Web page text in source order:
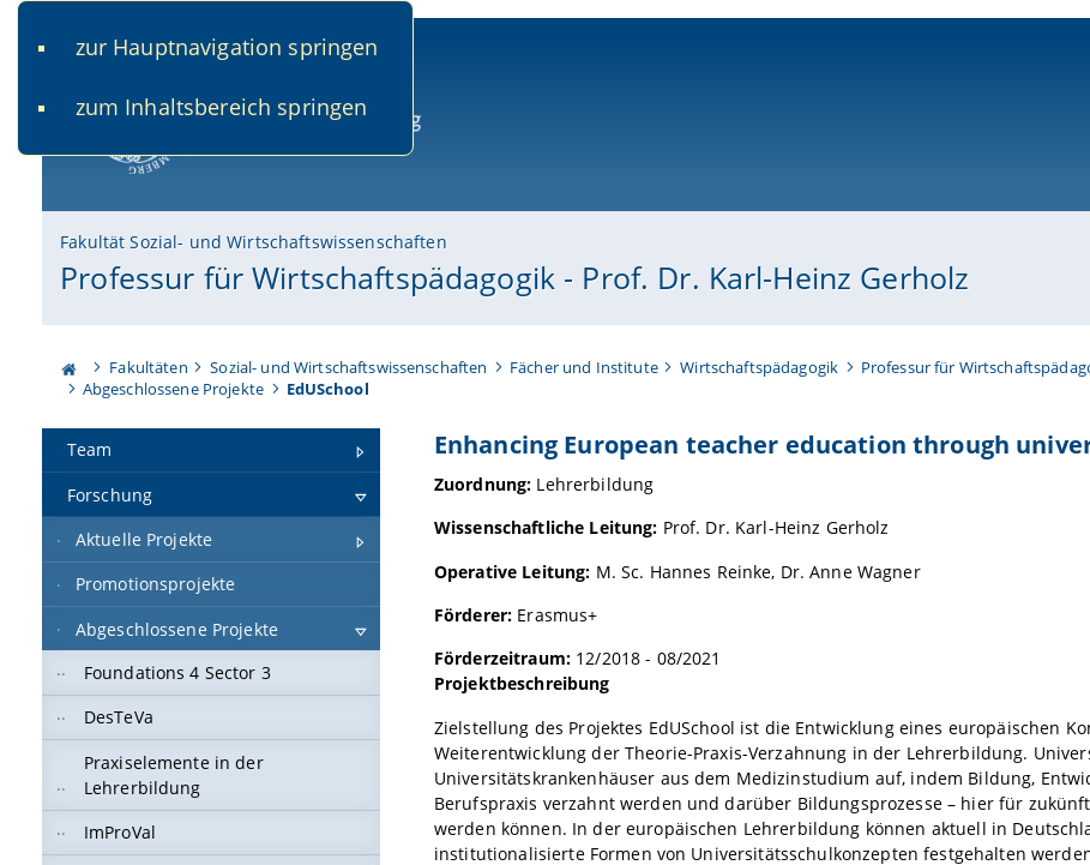
zur Hauptnavigation springen
zum Inhaltsbereich springen
Fakultät Sozial- und Wirtschaftswissenschaften
Professur für Wirtschaftspädagogik - Prof. Dr. Karl-Heinz Gerholz
Fakultäten Sozial- und Wirtschaftswissenschaften Fächer und Institute Wirtschaftspädagogik Professur für
Abgeschlossene Projekte
EdUSchool
Team
Forschung
Aktuelle Projekte
Promotionsprojekte
Abgeschlossene Projekte
Foundations 4 Sector 3
DesTeVa
Praxiselemente in der
Lehrerbildung
ImProVal
Enhancing European teacher education through
Zuordnung: Lehrerbildung
Wissenschaftliche Leitung: Prof. Dr. Karl-Heinz Gerholz
Operative Leitung: M. Sc. Hannes Reinke, Dr. Anne Wagner
Förderer: Erasmus+
Förderzeitraum:12/2018 - 08/2021
Projektbeschreibung
Zielstellung des Projektes EdUSchool ist die Entwicklung eines europäischen
Weiterentwicklung der Theorie-Praxis-Verzahnung in der Lehrerbildung.
Universitätskrankenhäuser aus dem Medizinstudium auf, indem Bildung,
Berufspraxis verzahnt werden und darüber Bildungsprozesse – hier für
werden können. In der europäischen Lehrerbildung können aktuell in
institutionalisierte Formen von Universitätsschulkonzepten festgehalten